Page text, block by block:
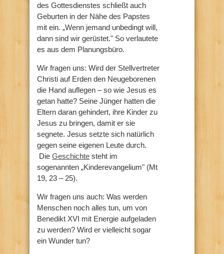
des Gottesdienstes schließt auch
Geburten in der Nähe des Papstes
mit ein. „Wenn jemand unbedingt will,
dann sind wir gerüstet." So verlautete
es aus dem Planungsbüro.
Wir fragen uns: Wird der Stellvertreter
Christi auf Erden den Neugeborenen
die Hand auflegen – so wie Jesus es
getan hatte? Seine Jünger hatten die
Eltern daran gehindert, ihre Kinder zu
Jesus zu bringen, damit er sie
segnete. Jesus setzte sich natürlich
gegen seine eigenen Leute durch.
Die Geschichte steht im
sogenannten „Kinderevangelium" (Mt
19, 23 – 25).
Wir fragen uns auch: Was werden
Menschen noch alles tun, um von
Benedikt XVI mit Energie aufgeladen
zu werden? Wird er vielleicht sogar
ein Wunder tun?